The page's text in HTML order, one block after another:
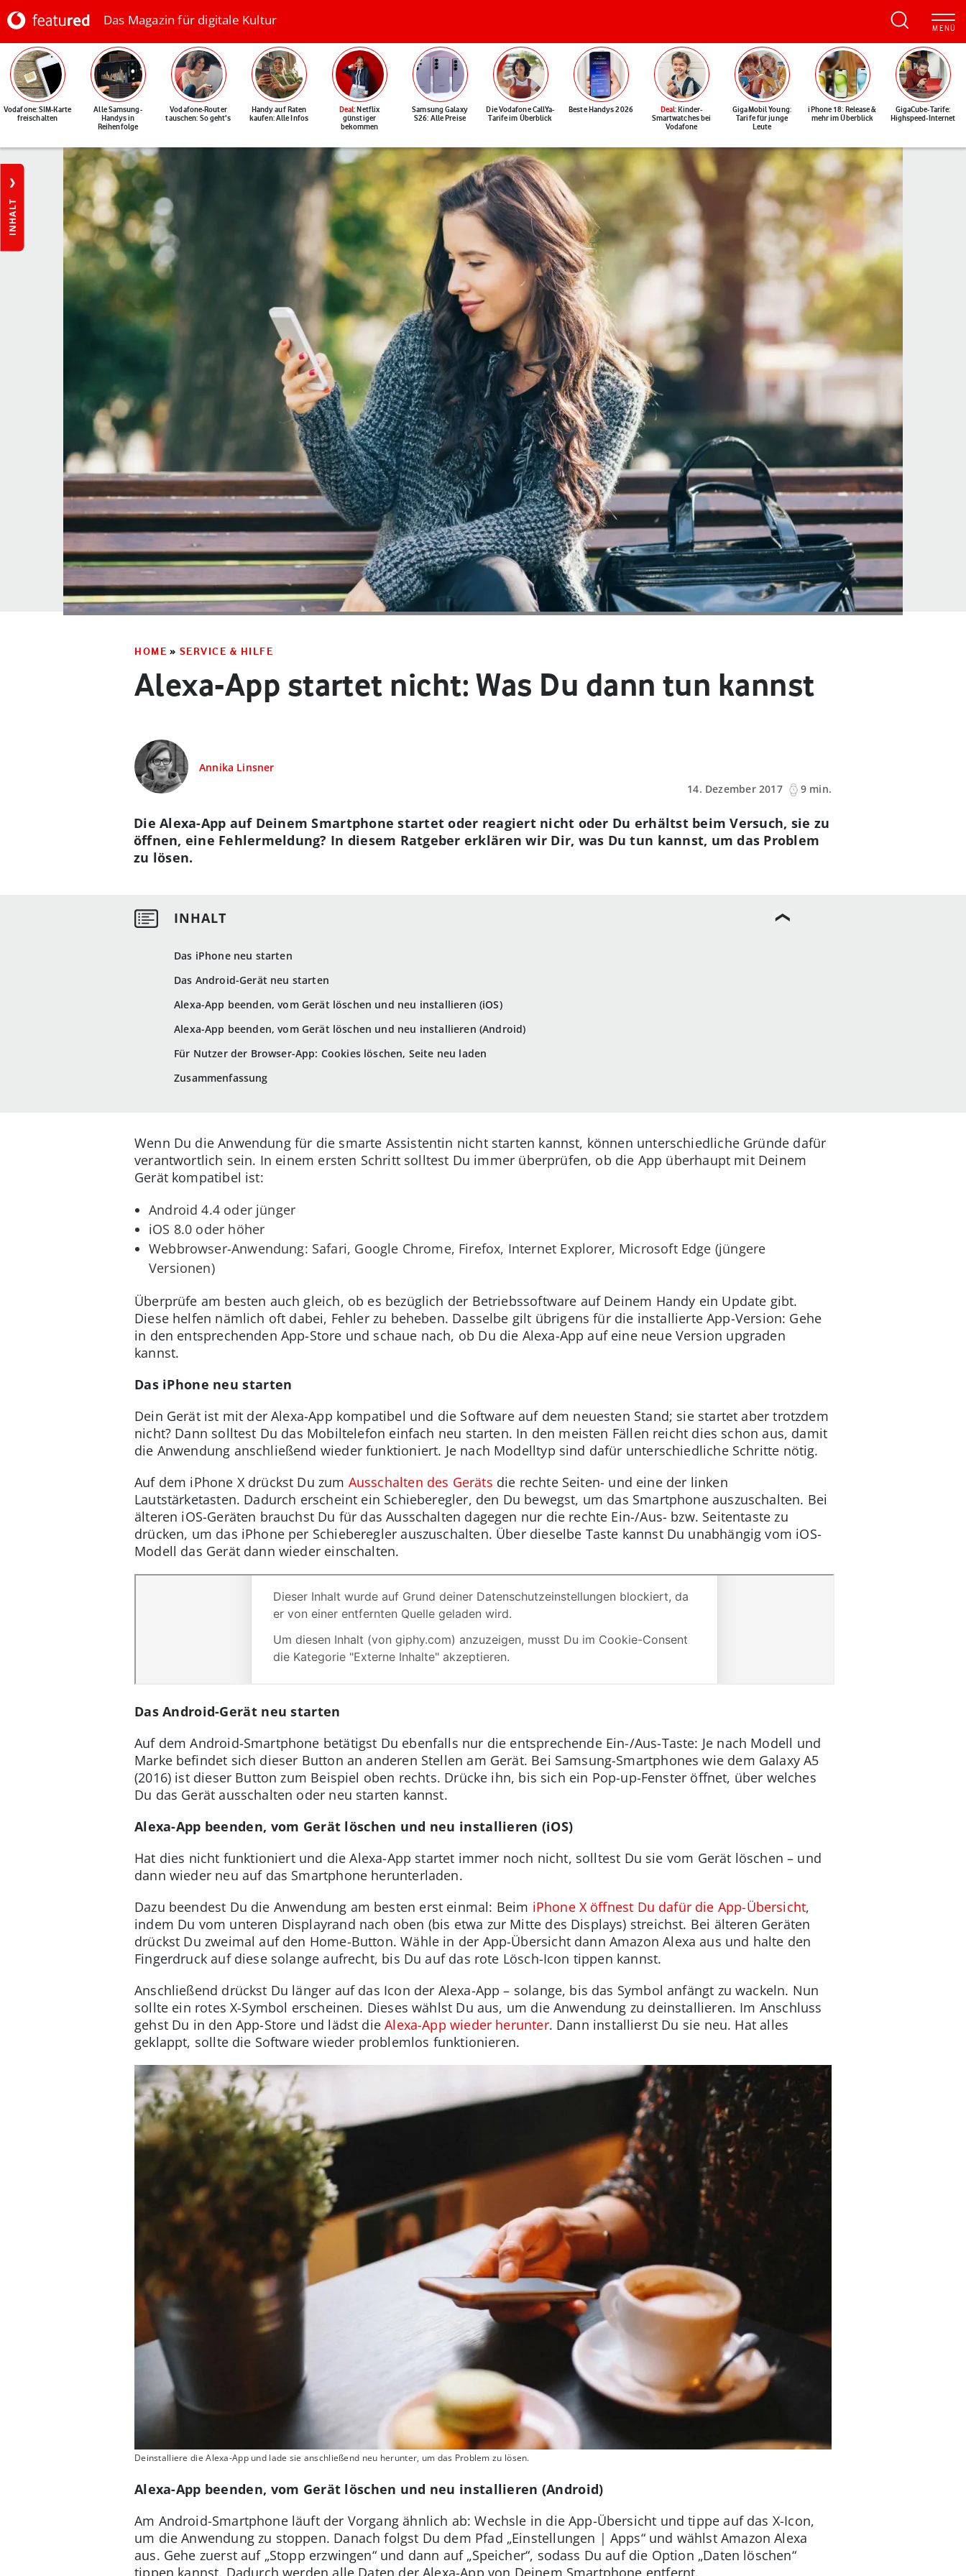
Das Magazin für digitale Kultur
Vodafone: SIM-Karte
freischalten
Alle Samsung-
Handys in
Reihenfolge
Vodafone-Router
tauschen: So geht's
Handy auf Raten
kaufen: Alle Infos
Deal: Netflix
günstiger
bekommen
Samsung Galaxy
S26: Alle Preise
Die Vodafone CallYa-
Tarife im Überblick
Beste Handys 2026 Deal: Kinder-
Smartwatches bei
Vodafone
GigaMobil Young:
Tarife für junge
Leute
iPhone 18: Release &
mehr im Überblick
GigaCube-Tarife:
Highspeed-Internet
INHALT
HOME » SERVICE & HILFE
Alexa-App startet nicht: Was Du dann tun kannst
Annika Linsner
14. Dezember 2017
9 min.
Das iPhone neu starten
Das Android-Gerät neu starten
Alexa-App beenden, vom Gerät löschen und neu installieren (iOS)
Alexa-App beenden, vom Gerät löschen und neu installieren (Android)
Für Nutzer der Browser-App: Cookies löschen, Seite neu laden
Zusammenfassung
Die Alexa-App auf Deinem Smartphone startet oder reagiert nicht oder Du erhältst beim Versuch, sie zu
öffnen, eine Fehlermeldung? In diesem Ratgeber erklären wir Dir, was Du tun kannst, um das Problem
zu lösen.
Wenn Du die Anwendung für die smarte Assistentin nicht starten kannst, können unterschiedliche Gründe dafür
verantwortlich sein. In einem ersten Schritt solltest Du immer überprüfen, ob die App überhaupt mit Deinem
Gerät kompatibel ist:
Android 4.4 oder jünger
iOS 8.0 oder höher
Webbrowser-Anwendung: Safari, Google Chrome, Firefox, Internet Explorer, Microsoft Edge (jüngere
Versionen)
Überprüfe am besten auch gleich, ob es bezüglich der Betriebssoftware auf Deinem Handy ein Update gibt.
Diese helfen nämlich oft dabei, Fehler zu beheben. Dasselbe gilt übrigens für die installierte App-Version: Gehe
in den entsprechenden App-Store und schaue nach, ob Du die Alexa-App auf eine neue Version upgraden
kannst.
Das iPhone neu starten
Dein Gerät ist mit der Alexa-App kompatibel und die Software auf dem neuesten Stand; sie startet aber trotzdem
nicht? Dann solltest Du das Mobiltelefon einfach neu starten. In den meisten Fällen reicht dies schon aus, damit
die Anwendung anschließend wieder funktioniert. Je nach Modelltyp sind dafür unterschiedliche Schritte nötig.
Auf dem iPhone X drückst Du zum Ausschalten des Geräts die rechte Seiten- und eine der linken
Lautstärketasten. Dadurch erscheint ein Schieberegler, den Du bewegst, um das Smartphone auszuschalten. Bei
älteren iOS-Geräten brauchst Du für das Ausschalten dagegen nur die rechte Ein-/Aus- bzw. Seitentaste zu
drücken, um das iPhone per Schieberegler auszuschalten. Über dieselbe Taste kannst Du unabhängig vom iOS-
Modell das Gerät dann wieder einschalten.
Das Android-Gerät neu starten
Auf dem Android-Smartphone betätigst Du ebenfalls nur die entsprechende Ein-/Aus-Taste: Je nach Modell und
Marke befindet sich dieser Button an anderen Stellen am Gerät. Bei Samsung-Smartphones wie dem Galaxy A5
(2016) ist dieser Button zum Beispiel oben rechts. Drücke ihn, bis sich ein Pop-up-Fenster öffnet, über welches
Du das Gerät ausschalten oder neu starten kannst.
Alexa-App beenden, vom Gerät löschen und neu installieren (iOS)
Hat dies nicht funktioniert und die Alexa-App startet immer noch nicht, solltest Du sie vom Gerät löschen – und
dann wieder neu auf das Smartphone herunterladen.
Dazu beendest Du die Anwendung am besten erst einmal: Beim iPhone X öffnest Du dafür die App-Übersicht,
indem Du vom unteren Displayrand nach oben (bis etwa zur Mitte des Displays) streichst. Bei älteren Geräten
drückst Du zweimal auf den Home-Button. Wähle in der App-Übersicht dann Amazon Alexa aus und halte den
Fingerdruck auf diese solange aufrecht, bis Du auf das rote Lösch-Icon tippen kannst.
Anschließend drückst Du länger auf das Icon der Alexa-App – solange, bis das Symbol anfängt zu wackeln. Nun
sollte ein rotes X-Symbol erscheinen. Dieses wählst Du aus, um die Anwendung zu deinstallieren. Im Anschluss
gehst Du in den App-Store und lädst dieAlexa-App wieder herunter. Dann installierst Du sie neu. Hat alles
geklappt, sollte die Software wieder problemlos funktionieren.
Deinstalliere die Alexa-App und lade sie anschließend neu herunter, um das Problem zu lösen.
Alexa-App beenden, vom Gerät löschen und neu installieren (Android)
Am Android-Smartphone läuft der Vorgang ähnlich ab: Wechsle in die App-Übersicht und tippe auf das X-Icon,
um die Anwendung zu stoppen. Danach folgst Du dem Pfad „Einstellungen | Apps“ und wählst Amazon Alexa
aus. Gehe zuerst auf „Stopp erzwingen“ und dann auf „Speicher“, sodass Du auf die Option „Daten löschen“